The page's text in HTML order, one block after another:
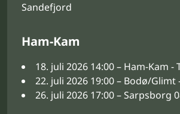
Sandefjord
Ham-Kam
18. juli 2026 14:00 – Ham-Kam -
22. juli 2026 19:00 – Bodø/Glimt
26. juli 2026 17:00 – Sarpsborg